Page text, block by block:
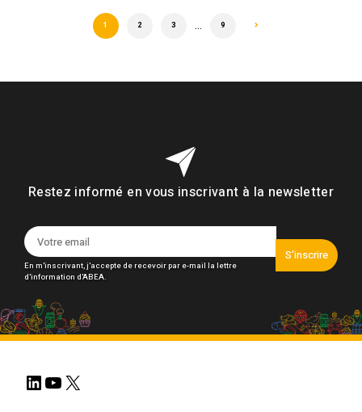
1 2 3 … 9
Restez informé en vous inscrivant à la newsletter
En m'inscrivant, j'accepte de recevoir par e-mail la lettre
d'information d'ABEA.
S'inscrire
LinkedIn
YouTube
X